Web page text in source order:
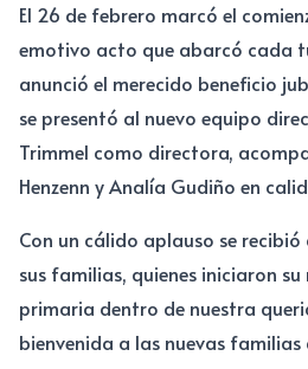
El 26 de febrero marcó el
emotivo acto que abarcó cada
anunció el merecido beneficio
se presentó al nuevo equipo
Trimmel como directora,
Henzenn y Analía Gudiño en
Con un cálido aplauso se
sus familias, quienes iniciaron
primaria dentro de nuestra
bienvenida a las nuevas familias